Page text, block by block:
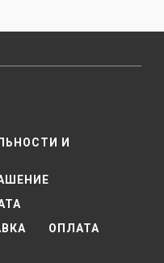
И
ОПЛАТА